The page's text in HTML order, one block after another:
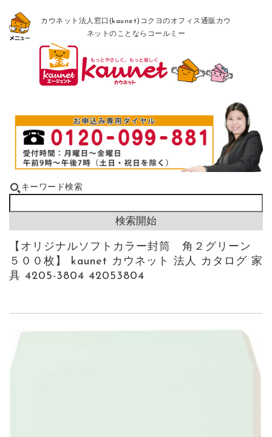
カウネット法人窓口(kaunet)コクヨのオフィス通販カウ
ネットのことならコールミー
キーワード検索
【オリジナルソフトカラー封筒 角２グリーン
５００枚】 kaunet カウネット 法人 カタログ 家
具 4205-3804 42053804